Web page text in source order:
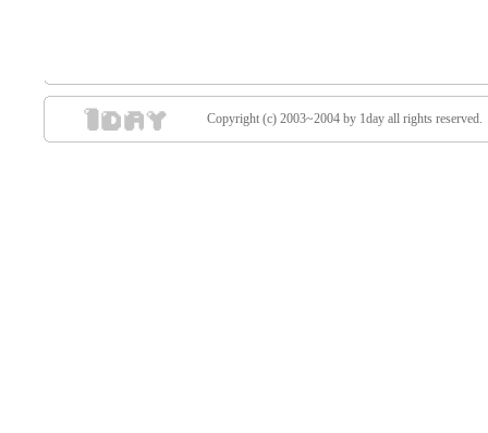
Copyright (c) 2003~2004 by 1day all rights reserved.